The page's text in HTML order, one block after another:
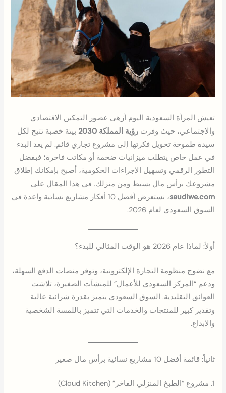
تعيش المرأة السعودية اليوم أزهى عصور التمكين الاقتصادي
والاجتماعي، حيث وفرترؤية المملكة 2030
بيئة خصبة تتيح لكل
سيدة طموحة تحويل فكرتها إلى مشروع تجاري قائم. لم يعد البدء
في عمل خاص يتطلب ميزانيات ضخمة أو مكاتب فاخرة؛ فبفضل
التطور الرقمي وتسهيل الإجراءات الحكومية، أصبح بإمكانك إطلاق
مشروعك برأس مال بسيط ومن منزلك. في هذا المقال على
saudiwe.com
، نستعرض أفضل 10 أفكار مشاريع نسائية واعدة في
السوق السعودي لعام 2026.
أولاً: لماذا عام 2026 هو الوقت المثالي للبدء؟
مع نضوج منظومة التجارة الإلكترونية، وتوفر منصات الدفع السهلة،
ودعم “المركز السعودي للأعمال” للمنشآت الصغيرة، تلاشت
العوائق التقليدية. السوق السعودي يتميز بقدرة شرائية عالية
وتقدير كبير للمنتجات والخدمات التي تتميز باللمسة الشخصية
والإبداع.
ثانياً: قائمة أفضل 10 مشاريع نسائية برأس مال صغير
1. مشروع “الطبخ المنزلي الفاخر” (Cloud Kitchen)